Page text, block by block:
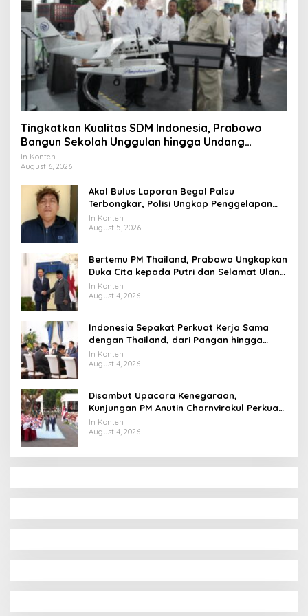
Tingkatkan Kualitas SDM Indonesia, Prabowo
Bangun Sekolah Unggulan hingga Undang
Universitas Terbaik Dunia
In Konten
August 6, 2026
Akal Bulus Laporan Begal Palsu
Terbongkar, Polisi Ungkap Penggelapan
Uang Perusahaan untuk Crypto
In Konten
August 5, 2026
Bertemu PM Thailand, Prabowo Ungkapkan
Duka Cita kepada Putri dan Selamat Ulang
Tahun ke Raja Thailand
In Konten
August 4, 2026
Indonesia Sepakat Perkuat Kerja Sama
dengan Thailand, dari Pangan hingga
Ekonomi Digital
In Konten
August 4, 2026
Disambut Upacara Kenegaraan,
Kunjungan PM Anutin Charnvirakul Perkuat
Hubungan Indonesia-Thailand
In Konten
August 4, 2026